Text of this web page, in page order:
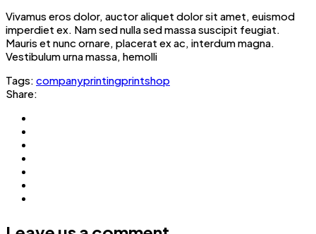
Vivamus eros dolor, auctor aliquet dolor sit amet, euismod
imperdiet ex. Nam sed nulla sed massa suscipit feugiat.
Mauris et nunc ornare, placerat ex ac, interdum magna.
Vestibulum urna massa, hemolli
Tags: companyprintingprintshop
Share: